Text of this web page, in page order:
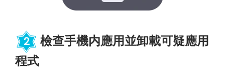
2
檢查手機内應用並卸載可疑應用
程式